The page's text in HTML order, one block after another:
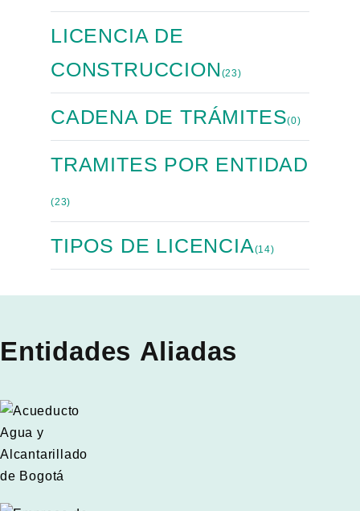
LICENCIA DE
CONSTRUCCION (23)
CADENA DE TRÁMITES(0)
TRAMITES POR ENTIDAD
(23)
TIPOS DE LICENCIA(14)
Entidades Aliadas
link